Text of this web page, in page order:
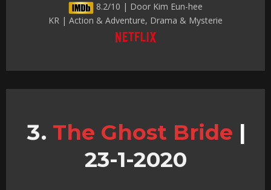
8.2/10 | Door Kim Eun-hee
KR | Action & Adventure, Drama & Mysterie
The Ghost Bride |
23-1-2020